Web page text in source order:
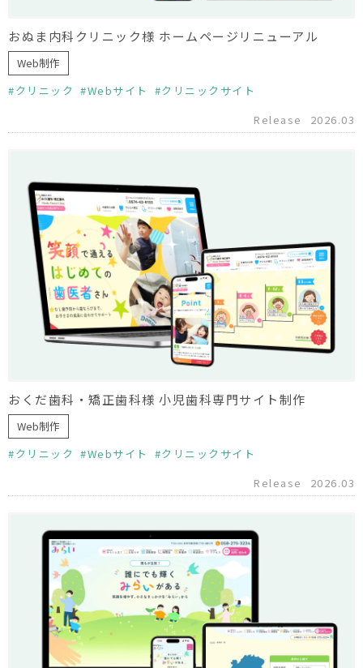
おぬま内科クリニック様 ホームページリニューアル
Web制作
クリニック
Webサイト
クリニックサイト
Release
2026.03
おくだ歯科・矯正歯科様 小児歯科専門サイト制作
Web制作
クリニック
Webサイト
クリニックサイト
Release
2026.03